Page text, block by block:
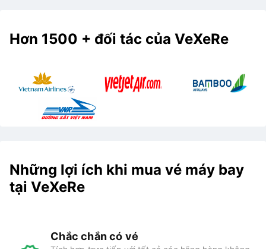
Hơn 1500 + đối tác của VeXeRe
Những lợi ích khi mua vé máy bay
tại VeXeRe
Chắc chắn có vé